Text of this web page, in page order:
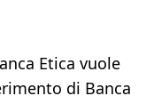
Etica vuole
di Banca